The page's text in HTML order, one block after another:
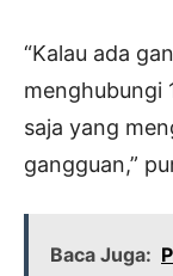
“Kalau ada
menghubungi
saja yang
gangguan,”
Baca Juga: